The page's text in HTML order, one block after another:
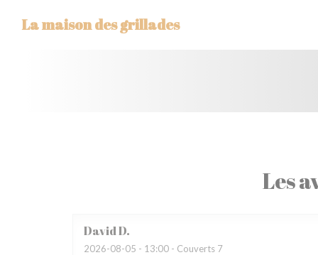
La maison des grillades
Les
DavidD
2026-08-05 - 13:00 - Couverts 7